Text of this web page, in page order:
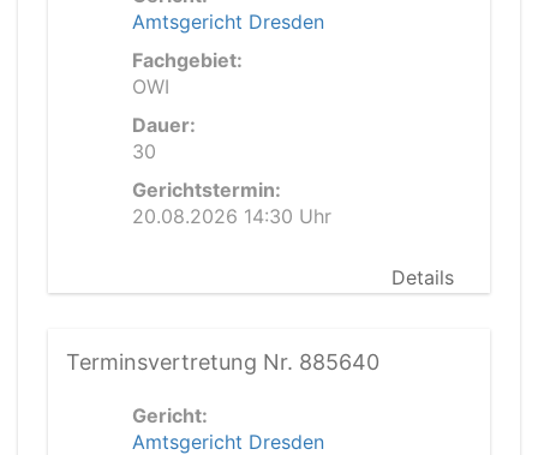
Amtsgericht Dresden
Fachgebiet:
OWI
Dauer:
30
Gerichtstermin:
20.08.2026 14:30 Uhr
Details
Terminsvertretung Nr. 885640
Gericht:
Amtsgericht Dresden